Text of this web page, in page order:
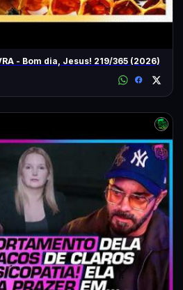
- Bom dia, Jesus! 219/365 (2026)